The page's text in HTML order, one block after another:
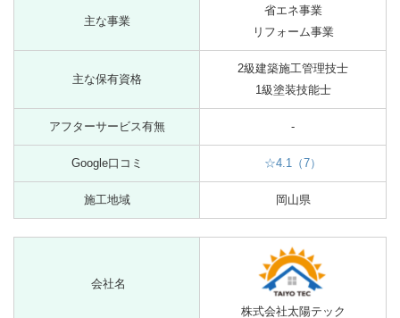
主な事業
省エネ事業
リフォーム事業
主な保有資格
2級建築施工管理技士
1級塗装技能士
アフターサービス有無 -
Google口コミ ☆4.1（7）
施工地域 岡山県
会社名
株式会社太陽テック